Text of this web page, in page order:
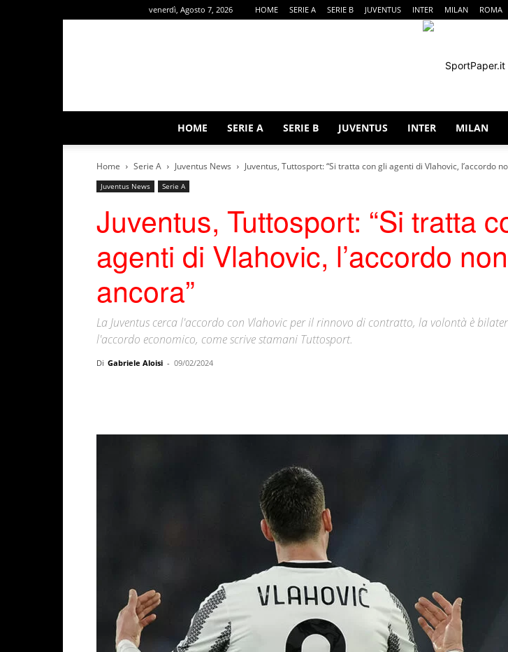
venerdì, Agosto 7, 2026 HOME SERIE A SERIE B JUVENTUS INTER MILAN ROMA
HOME SERIE A SERIE B JUVENTUS INTER MILAN
Home Serie A Juventus News Juventus, Tuttosport: “Si tratta con gli agenti di Vlahovic, l’accordo
Juventus News Serie A
Juventus, Tuttosport: “Si tratta
agenti di Vlahovic, l’accordo
ancora”
La Juventus cerca l'accordo con Vlahovic per il rinnovo di contratto, la volontà è
l'accordo economico, come scrive stamani Tuttosport.
Di Gabriele Aloisi - 09/02/2024